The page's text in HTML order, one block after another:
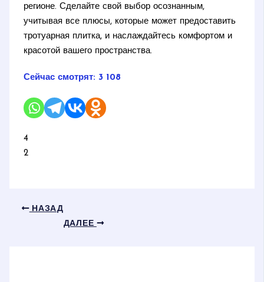
регионе. Сделайте свой выбор осознанным,
учитывая все плюсы, которые может предоставить
тротуарная плитка, и наслаждайтесь комфортом и
красотой вашего пространства.
Сейчас смотрят: 3 108
4
2
НАЗАД
ДАЛЕЕ